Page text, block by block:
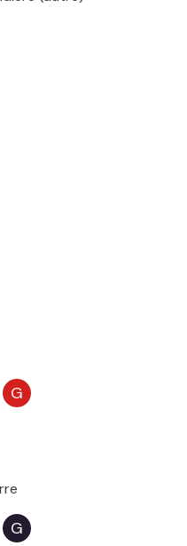
G
G